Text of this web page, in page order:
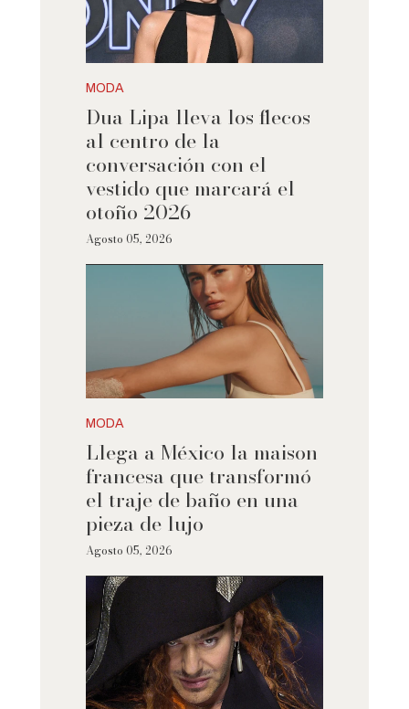
MODA
Dua Lipa lleva los flecos
al centro de la
conversación con el
vestido que marcará el
otoño 2026
Agosto 05, 2026
MODA
Llega a México la maison
francesa que transformó
el traje de baño en una
pieza de lujo
Agosto 05, 2026